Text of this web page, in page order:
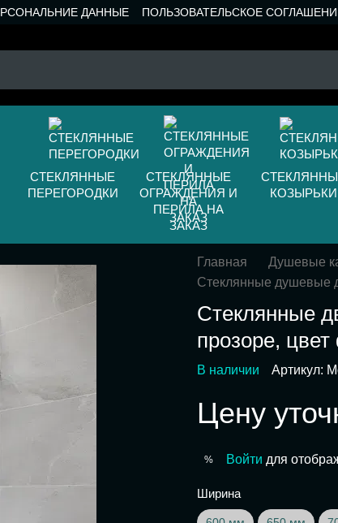
ДАННЫЕ
ПОЛЬЗОВАТЕЛЬСКОЕ
СТЕКЛЯННЫЕ
ПЕРЕГОРОДКИ
СТЕКЛЯННЫЕ
ОГРАЖДЕНИЯ И
ПЕРИЛА НА
ЗАКАЗ
КОЗЫРЬКИ
Главная Душевые
Стеклянные душевые
Стеклянные
прозоре,
В наличии Артикул:
Цену
% Войти для
Ширина